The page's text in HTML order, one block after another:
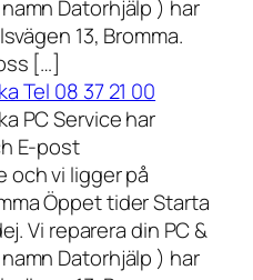
Datorhjälp ) har
13, Bromma.
[…]
Tel 08 37 21 00
PC Service har
E-post
och vi ligger på
Öppet tider Starta
Vi reparera din PC &
Datorhjälp ) har